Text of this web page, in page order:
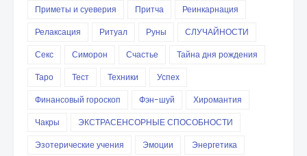
Приметы и суеверия
Притча
Реинкарнация
Релаксация
Ритуал Руны
СЛУЧАЙНОСТИ
Секс
Симорон Счастье
Тайна дня рождения
Таро
Тест Техники
Успех
Финансовый гороскоп
Фэн-шуй
Хиромантия
Чакры
ЭКСТРАСЕНСОРНЫЕ СПОСОБНОСТИ
Эзотерические учения
Эмоции
Энергетика